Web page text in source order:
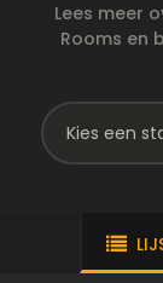
Lees meer
Rooms en